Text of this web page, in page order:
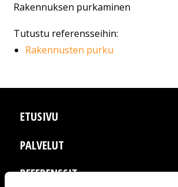
Rakennuksen purkaminen
Tutustu referensseihin:
Rakennusten purku
ETUSIVU
PALVELUT
REFERENSSIT